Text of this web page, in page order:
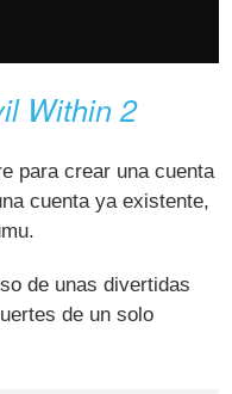
Within 2
para crear una cuenta
cuenta ya existente,
de unas divertidas
de un solo